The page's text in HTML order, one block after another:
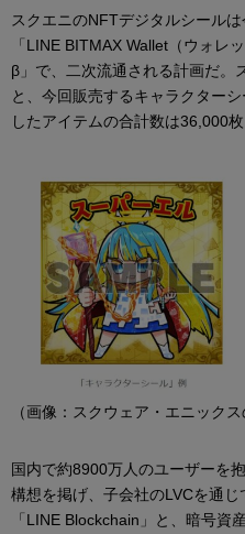
スクエニのNFTデジタルシール
「LINE BITMAX Wallet（ウォレ
β」で、二次流通される計画だ。
と、今回販売するキャラクター
したアイテムの合計数は36,000枚
（画像：スクウェア・エニック
国内で約8900万人のユーザーを
構想を掲げ、子会社のLVCを通
「LINE Blockchain」と、暗号資